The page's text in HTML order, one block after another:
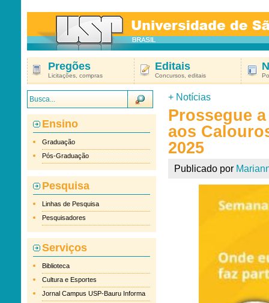
Pregões
Licitações, compras
Editais
Concursos, editais
Ensino
Graduação
Pós-Graduação
Pesquisa
Linhas de Pesquisa
Pesquisadores
Serviços
Biblioteca
Cultura e Esportes
Jornal Campus USP-Bauru Informa
+ Notícias
Prossegue
aos
2025
Publicado por